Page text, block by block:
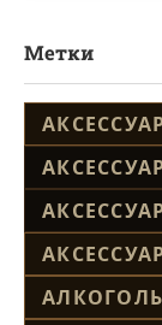
Метки